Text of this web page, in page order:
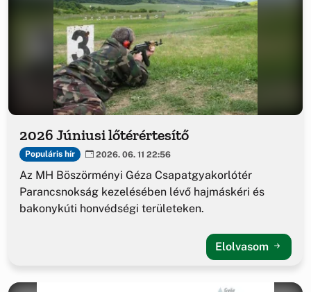
2026 Júniusi lőtérértesítő
Populáris hír 2026. 06. 11 22:56
Az MH Böszörményi Géza Csapatgyakorlótér
Parancsnokság kezelésében lévő hajmáskéri és
bakonykúti honvédségi területeken.
Elolvasom